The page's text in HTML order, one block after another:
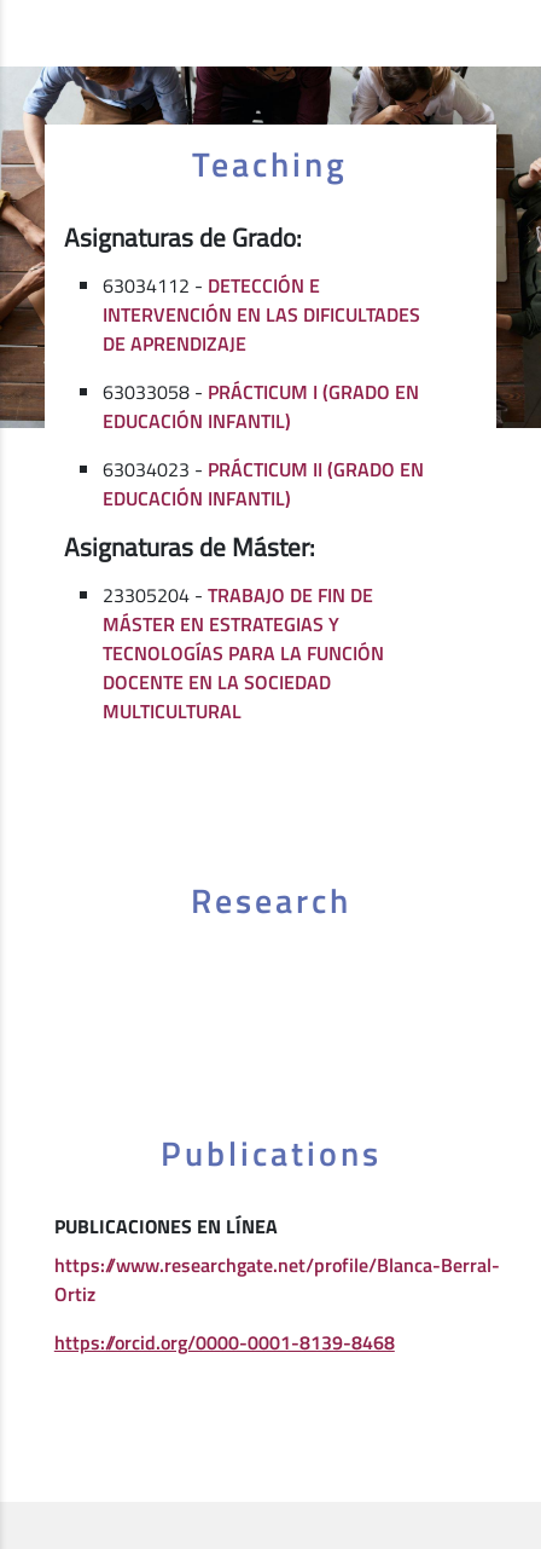
Teaching
Asignaturas de Grado:
63034112 - DETECCIÓN E
INTERVENCIÓN EN LAS DIFICULTADES
DE APRENDIZAJE
63033058 - PRÁCTICUM I (GRADO EN
EDUCACIÓN INFANTIL)
63034023 - PRÁCTICUM II (GRADO EN
EDUCACIÓN INFANTIL)
Asignaturas de Máster:
23305204 -TRABAJO DE FIN DE
MÁSTER EN ESTRATEGIAS Y
TECNOLOGÍAS PARA LA FUNCIÓN
DOCENTE EN LA SOCIEDAD
MULTICULTURAL
Research
Publications
PUBLICACIONES EN LÍNEA
https://www.researchgate.net/profile/Blanca-Berral-
Ortiz
https://orcid.org/0000-0001-8139-8468